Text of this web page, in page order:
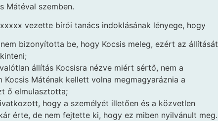
Mátéval szemben.
vezette bírói tanács indoklásának lényege, hogy
bizonyította be, hogy Kocsis meleg, ezért az állítását
állítás Kocsisra nézve miért sértő, nem a
Kocsis Máténak kellett volna megmagyaráznia a
ő elmulasztotta;
hogy a személyét illetően és a közvetlen
érte, de nem fejtette ki, hogy ez miben nyilvánult meg.